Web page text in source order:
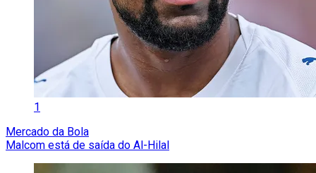
1
Mercado da Bola
Malcom está de saída do Al-Hilal